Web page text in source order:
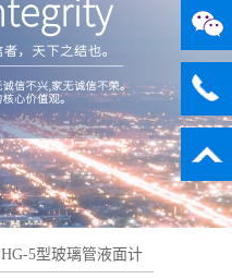
HG-5型玻璃管液面计